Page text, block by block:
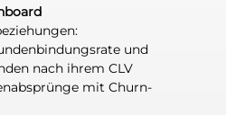
und
nach ihrem CLV
mit Churn-